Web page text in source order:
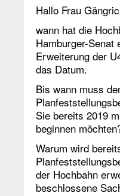
Hallo Frau
wann hat die
Hamburger-Senat
Erweiterung der
das Datum.
Bis wann muss
Sie bereits 2019
beginnen
Warum wird
der Hochbahn
beschlossene